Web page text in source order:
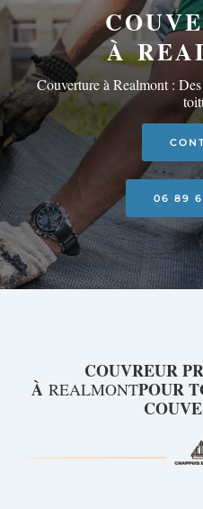
À
Couverture à Realmont:
06 89
COUVREUR
À REALMONTPOUR